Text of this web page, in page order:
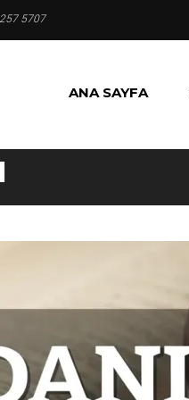
5707
ANA SAYFA